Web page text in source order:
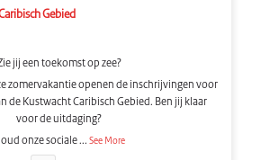
Gebied
jij een toekomst op zee?
zomervakantie openen de inschrijvingen voor
de Kustwacht Caribisch Gebied. Ben jij klaar
voor de uitdaging?
onze sociale... See More